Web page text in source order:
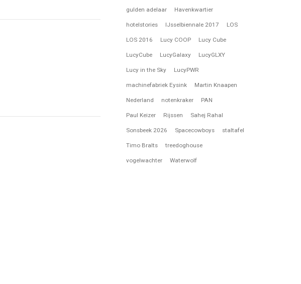
gulden adelaar Havenkwartier
hotelstories IJsselbiennale 2017 LOS
LOS 2016 Lucy COOP Lucy Cube
LucyCube LucyGalaxy LucyGLXY
Lucy in the Sky LucyPWR
machinefabriek Eysink Martin Knaapen
Nederland notenkraker PAN
Paul Keizer Rijssen Sahej Rahal
Sonsbeek 2026 Spacecowboys staltafel
Timo Bralts treedoghouse
vogelwachter Waterwolf